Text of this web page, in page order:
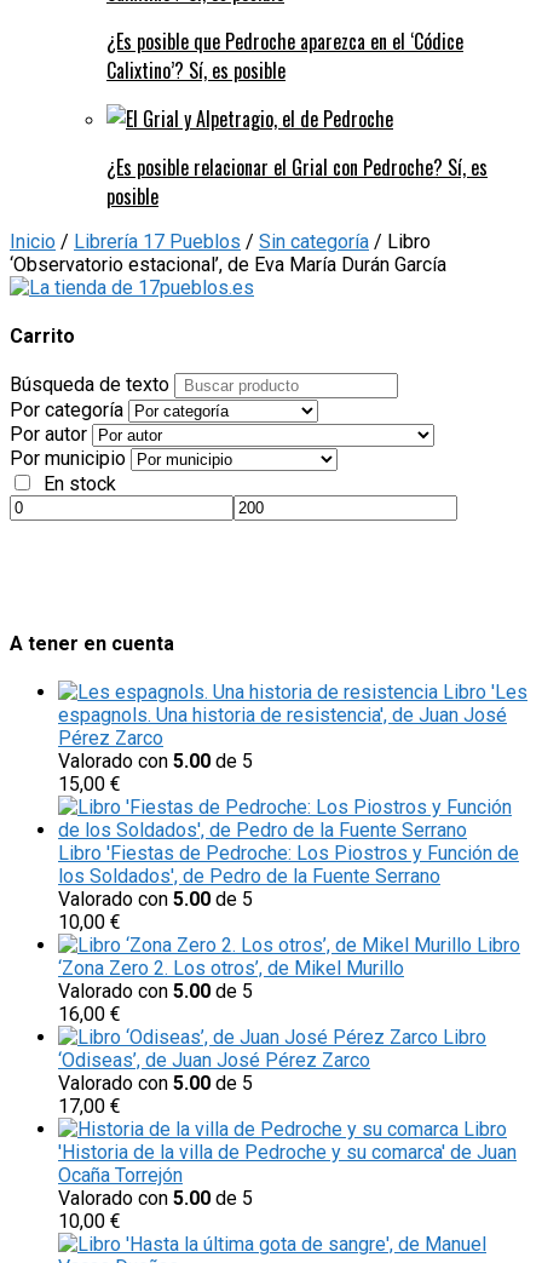
¿Es posible que Pedroche aparezca en el ‘Códice
Calixtino’? Sí, es posible
¿Es posible relacionar el Grial con Pedroche? Sí, es
posible
Inicio / Librería 17 Pueblos / Sin categoría / Libro
‘Observatorio estacional’, de Eva María Durán García
Carrito
Búsqueda de texto
Por categoría
Por autor
Por municipio
En stock
A tener en cuenta
Libro 'Les
espagnols. Una historia de resistencia', de Juan José
Pérez Zarco
Valorado con 5.00 de 5
15,00 €
Libro 'Fiestas de Pedroche: Los Piostros y Función de
los Soldados', de Pedro de la Fuente Serrano
Valorado con 5.00 de 5
10,00 €
Libro
‘Zona Zero 2. Los otros’, de Mikel Murillo
Valorado con 5.00 de 5
16,00 €
Libro
‘Odiseas’, de Juan José Pérez Zarco
Valorado con 5.00 de 5
17,00 €
Libro
'Historia de la villa de Pedroche y su comarca' de Juan
Ocaña Torrejón
Valorado con 5.00 de 5
10,00 €